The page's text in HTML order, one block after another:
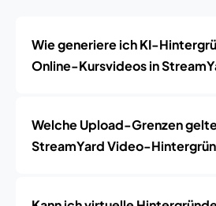
Wie generiere ich KI-
Online-Kursvideos in
Welche Upload-Grenzen
StreamYard Video-